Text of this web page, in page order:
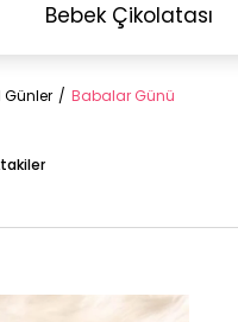
Bebek Çikolatası
Günler Babalar Günü